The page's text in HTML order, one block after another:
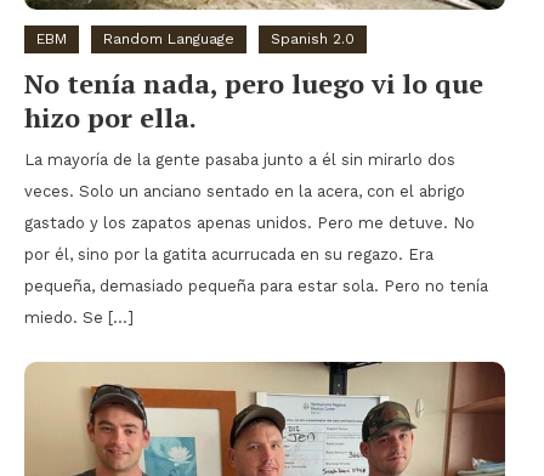
EBM Random Language Spanish 2.0
No tenía nada, pero luego vi lo que
hizo por ella.
La mayoría de la gente pasaba junto a él sin mirarlo dos
veces. Solo un anciano sentado en la acera, con el abrigo
gastado y los zapatos apenas unidos. Pero me detuve. No
por él, sino por la gatita acurrucada en su regazo. Era
pequeña, demasiado pequeña para estar sola. Pero no tenía
miedo. Se […]